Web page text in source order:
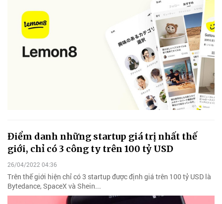
Điểm danh những startup giá trị nhất thế
giới, chỉ có 3 công ty trên 100 tỷ USD
26/04/2022 04:36
Trên thế giới hiện chỉ có 3 startup được định giá trên 100 tỷ USD là
Bytedance, SpaceX và Shein...